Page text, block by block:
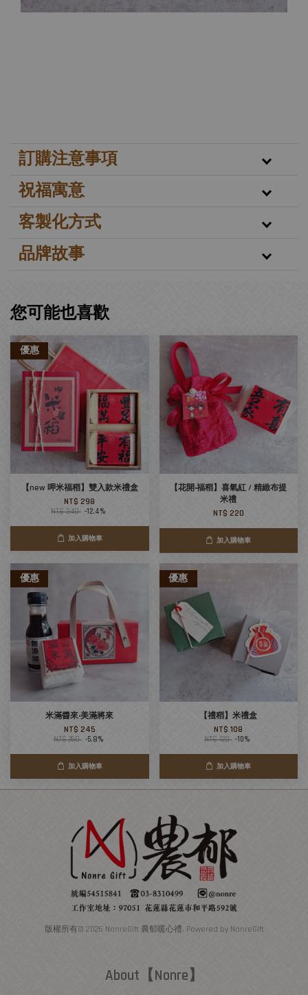
訂購注意事項
祝福寓意
客製化方式
品牌故事
您可能也喜歡
優惠
【new 呷米福稻】雙入款米禮盒
NT$ 298
NT$ 340 -12.4%
加入購物車
【花開‧福稻】喜氣紅 / 精緻布提
米禮
NT$ 220
加入購物車
優惠
米滿醬來‧美滿將來
NT$ 245
NT$ 260 -5.8%
加入購物車
優惠
【禮稻】米禮盒
NT$ 108
NT$ 120 -10%
加入購物車
版權所有© 2026 NonreGift 農郁暖心禮. Powered by NonreGift
About【Nonre】